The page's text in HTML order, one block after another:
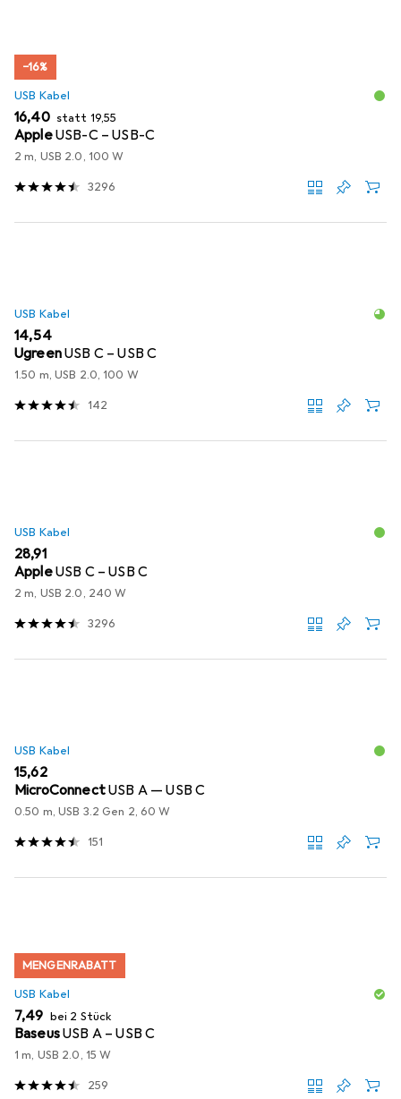
−16%
USB Kabel
EUR
16,40 statt EUR
19,55
AppleUSB-C – USB-C
2 m, USB 2.0, 100 W
3296
USB Kabel
EUR
14,54
UgreenUSB C – USB C
1.50 m, USB 2.0, 100 W
142
USB Kabel
EUR
28,91
AppleUSB C – USB C
2 m, USB 2.0, 240 W
3296
USB Kabel
EUR
15,62
MicroConnectUSB A — USB C
0.50 m, USB 3.2 Gen 2, 60 W
151
MENGENRABATT
USB Kabel
EUR
7,49 bei 2 Stück
BaseusUSB A – USB C
1 m, USB 2.0, 15 W
259